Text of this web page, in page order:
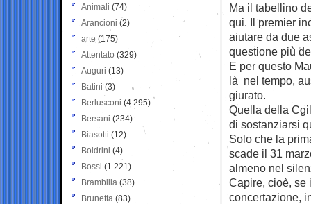
Ma il tabellino
qui. Il premier
aiutare da due
questione più
E per questo
là nel tempo,
giurato.
Quella della
di sostanziarsi
Solo che la
scade il 31
almeno nel
Capire, cioè, se
concertazione,
Animali (74)
Arancioni (2)
arte (175)
Attentato (329)
Auguri (13)
Batini (3)
Berlusconi (4.295)
Bersani (234)
Biasotti (12)
Boldrini (4)
Bossi (1.221)
Brambilla (38)
Brunetta (83)